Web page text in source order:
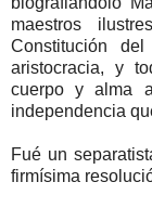
maestros
Constitución
aristocracia, y
cuerpo y alma
independencia
Fué un
firmísima